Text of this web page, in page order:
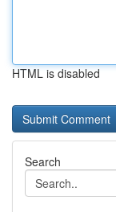
HTML is disabled
Search